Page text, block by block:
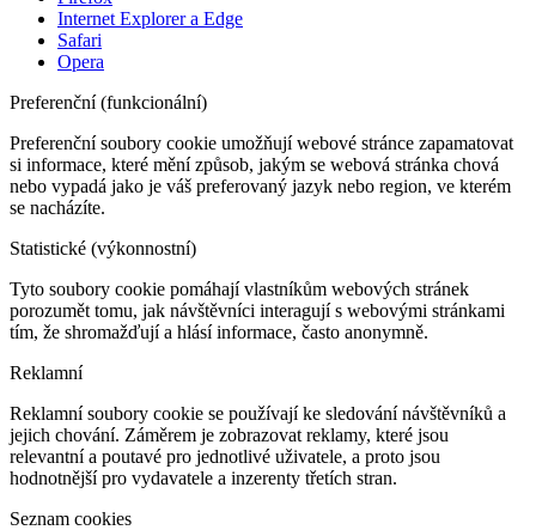
Internet Explorer a Edge
Safari
Opera
Preferenční (funkcionální)
Preferenční soubory cookie umožňují webové stránce zapamatovat
si informace, které mění způsob, jakým se webová stránka chová
nebo vypadá jako je váš preferovaný jazyk nebo region, ve kterém
se nacházíte.
Statistické (výkonnostní)
Tyto soubory cookie pomáhají vlastníkům webových stránek
porozumět tomu, jak návštěvníci interagují s webovými stránkami
tím, že shromažďují a hlásí informace, často anonymně.
Reklamní
Reklamní soubory cookie se používají ke sledování návštěvníků a
jejich chování. Záměrem je zobrazovat reklamy, které jsou
relevantní a poutavé pro jednotlivé uživatele, a proto jsou
hodnotnější pro vydavatele a inzerenty třetích stran.
Seznam cookies